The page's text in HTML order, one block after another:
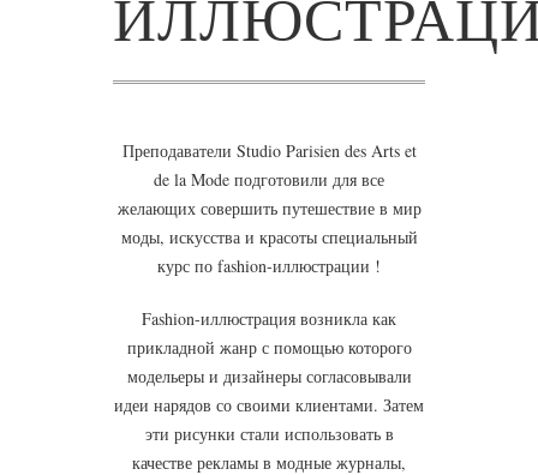
Преподаватели Studio Parisien des Arts et
de la Mode подготовили для все
желающих совершить путешествие в мир
моды, искусства и красоты специальный
курс по fashion-иллюстрации !
Fashion-иллюстрация возникла как
прикладной жанр с помощью которого
модельеры и дизайнеры согласовывали
идеи нарядов со своими клиентами. Затем
эти рисунки стали использовать в
качестве рекламы в модные журналы,